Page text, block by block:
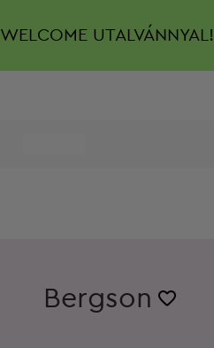
WELCOME UTALVÁNNYAL!
Bergson